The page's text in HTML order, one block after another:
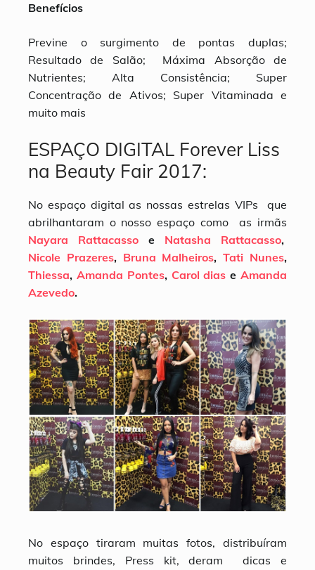
Benefícios
Previne o surgimento de pontas duplas;
Resultado de Salão; Máxima Absorção de
Nutrientes; Alta Consistência; Super
Concentração de Ativos; Super Vitaminada e
muito mais
ESPAÇO DIGITAL Forever Liss
na Beauty Fair 2017:
No espaço digital as nossas estrelas VIPs que
abrilhantaram o nosso espaço como as irmãs
Nayara Rattacasso e Natasha Rattacasso,
Nicole Prazeres, Bruna Malheiros,Tati Nunes,
Thiessa, Amanda Pontes, Carol dias eAmanda
Azevedo.
No espaço tiraram muitas fotos, distribuíram
muitos brindes, Press kit, deram dicas e